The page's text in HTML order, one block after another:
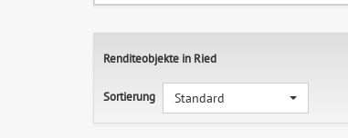
Renditeobjekte in Ried
Sortierung Standard